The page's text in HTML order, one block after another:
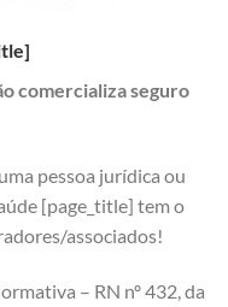
comercializa seguro
pessoa jurídica ou
[page_title] tem o
associados!
– RN nº 432, da